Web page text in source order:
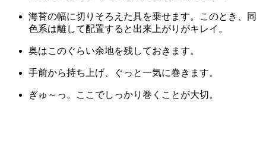
海苔の幅に切りそろえた具を乗せます。このとき、同
色系は離して配置すると出来上がりがキレイ。
奥はこのぐらい余地を残しておきます。
手前から持ち上げ、ぐっと一気に巻きます。
ぎゅ～っ。ここでしっかり巻くことが大切。